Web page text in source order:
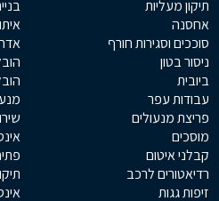
תיקון מעליות
אחסנה
סוככים וסגירות חורף
ניסור בטון
ביובית
עבודות עפר
פריצת מנעולים
מוסכים
קבלני איטום
רדיאטורים לרכב
זיפות גגות